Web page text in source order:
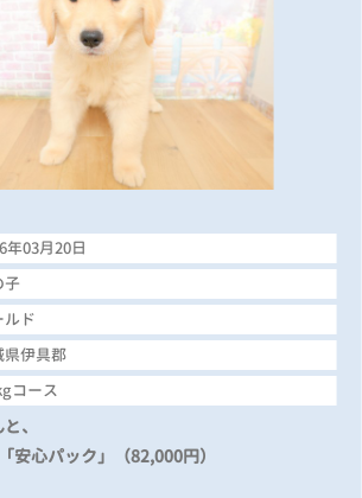
年03月20日
子
ルド
県伊具郡
コース
、
安心パック」（82,000円）